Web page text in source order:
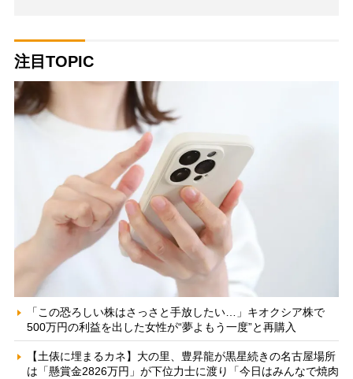
注目TOPIC
「この恐ろしい株はさっさと手放したい…」キオクシア株で
500万円の利益を出した女性が“夢よもう一度”と再購入
【土俵に埋まるカネ】大の里、豊昇龍が黒星続きの名古屋場所
は「懸賞金2826万円」が下位力士に渡り「今日はみんなで焼肉